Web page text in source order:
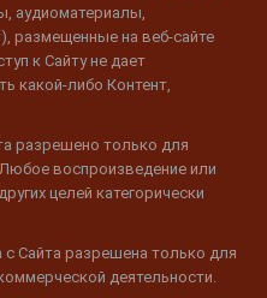
аудиоматериалы,
размещенные на веб-сайте
к Сайту не дает
какой-либо Контент,
разрешено только для
воспроизведение или
целей категорически
с Сайта разрешена только для
деятельности.